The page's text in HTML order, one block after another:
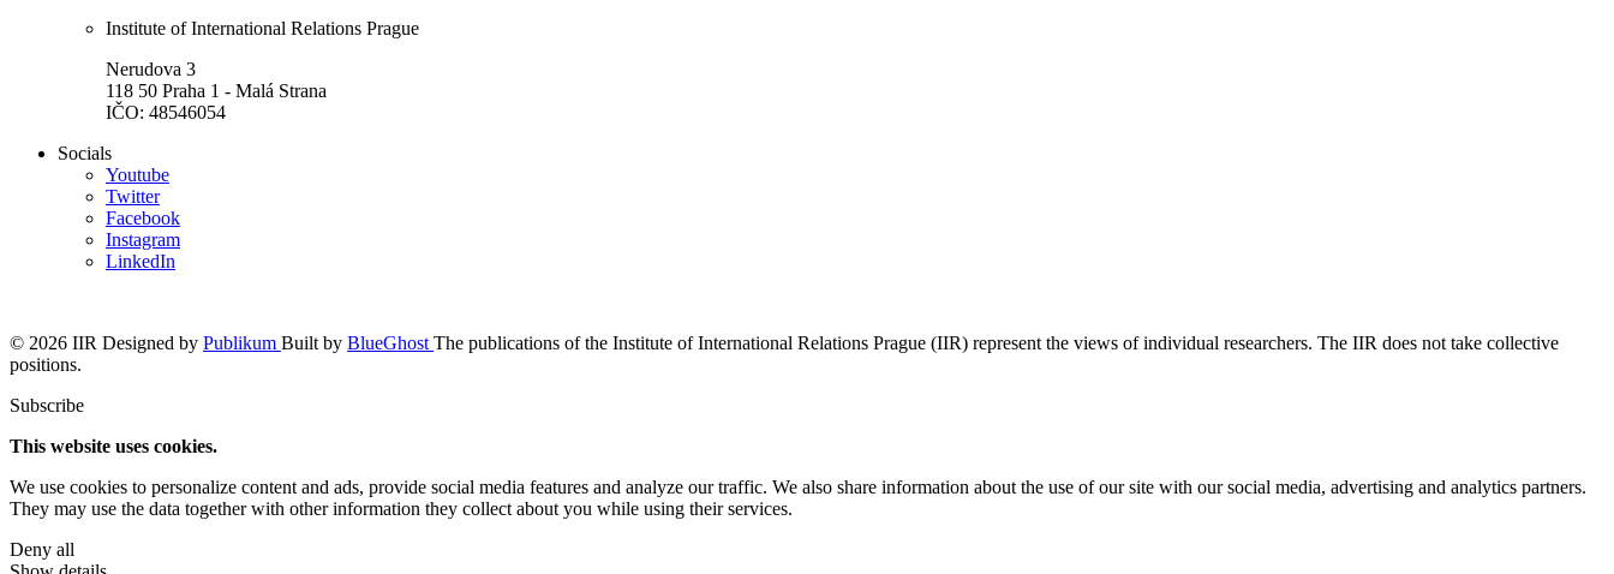
Institute of International Relations Prague
Nerudova 3
118 50 Praha 1 - Malá Strana
IČO: 48546054
Socials
Youtube
Twitter
Facebook
Instagram
LinkedIn
© 2026 IIR Designed by Publikum Built by BlueGhost The publications of the Institute of International Relations Prague (IIR) represent the views of individual researchers. The IIR does not take collective
positions.
Subscribe
This website uses cookies.
We use cookies to personalize content and ads, provide social media features and analyze our traffic. We also share information about the use of our site with our social media, advertising and analytics partners.
They may use the data together with other information they collect about you while using their services.
Deny all